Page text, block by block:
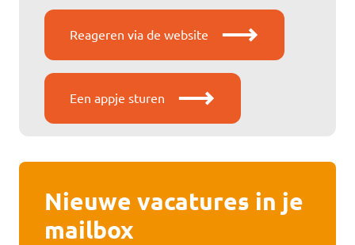
Reageren via de website
Een appje sturen
Nieuwe vacatures in je
mailbox